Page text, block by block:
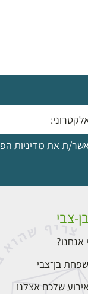
ת את מדיניות
צבי
אנחנו?
בן־צבי
שלכם אצלנו